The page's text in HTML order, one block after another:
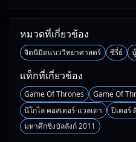
หมวดที่เกี่ยวข้อง
จิตนิมิตแนววิทยาศาสตร์ ซีรี่ย์ บู๊
แท็กที่เกี่ยวข้อง
Game Of Thrones Game Of
นีโกไล คอสเตอร์-แวลเตา
ปีเตอร์
มหาศึกชิงบัลลังก์ 2011